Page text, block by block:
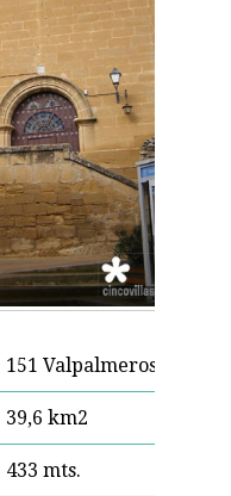
151 Valpalmeros
39,6 km2
433 mts.